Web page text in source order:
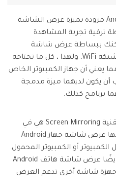
اليوم ، تأتي معظم أجهزة Android مزودة بميزة عرض الشاشة
ترقية تجربة المشاهدة
ببساطة عرض شاشة
android على جهاز كمبيوتر عبر شبكة WiFi. ولهذا ، كل ما تحتاجه
يعني أن جهاز الكمبيوتر الخاص
أن يكون لديهما ميزة مدمجة
برنامج كذلك.
لذلك ، يمكنك هنا أن تقول إن تقنية Screen Mirroring هي في
الأساس عملية يمكنك من خلالها عرض شاشة جهاز Android
أو الكمبيوتر المحمول.
ليس هذا فحسب ، بل يمكنك أيضًا عرض شاشة هاتف Android
أجهزة شاشة أخرى تدعم العرض